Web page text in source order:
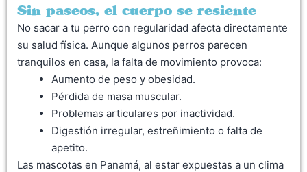
Sin paseos, el cuerpo se resiente
No sacar a tu perro con regularidad afecta directamente
su salud física. Aunque algunos perros parecen
tranquilos en casa, la falta de movimiento provoca:
Aumento de peso y obesidad.
Pérdida de masa muscular.
Problemas articulares por inactividad.
Digestión irregular, estreñimiento o falta de
apetito.
Las mascotas en Panamá, al estar expuestas a un clima